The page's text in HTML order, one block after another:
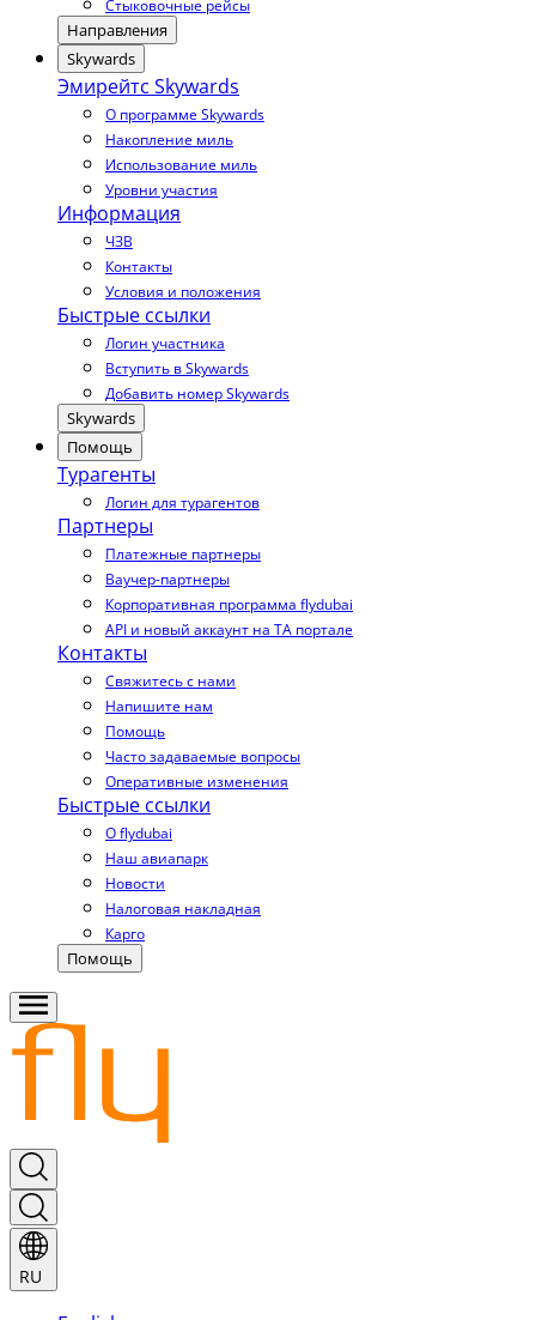
Стыковочные рейсы
Направления
Skywards
Эмирейтс Skywards
О программе Skywards
Накопление миль
Использование миль
Уровни участия
Информация
ЧЗВ
Контакты
Условия и положения
Быстрые ссылки
Логин участника
Вступить в Skywards
Добавить номер Skywards
Skywards
Помощь
Турагенты
Логин для турагентов
Партнеры
Платежные партнеры
Ваучер-партнеры
Корпоративная программа flydubai
API и новый аккаунт на TA портале
Контакты
Свяжитесь с нами
Напишите нам
Помощь
Часто задаваемые вопросы
Оперативные изменения
Быстрые ссылки
О flydubai
Наш авиапарк
Новости
Налоговая накладная
Карго
Помощь
RU